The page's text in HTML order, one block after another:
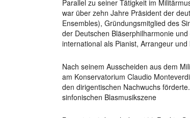
Parallel zu seiner Tätigkeit im
war über zehn Jahre Präsident der
Ensembles), Gründungsmitglied des
der Deutschen Bläserphilharmonie
international als Pianist, Arrangeur
Nach seinem Ausscheiden aus dem
am Konservatorium Claudio
den dirigentischen Nachwuchs
sinfonischen Blasmusikszene